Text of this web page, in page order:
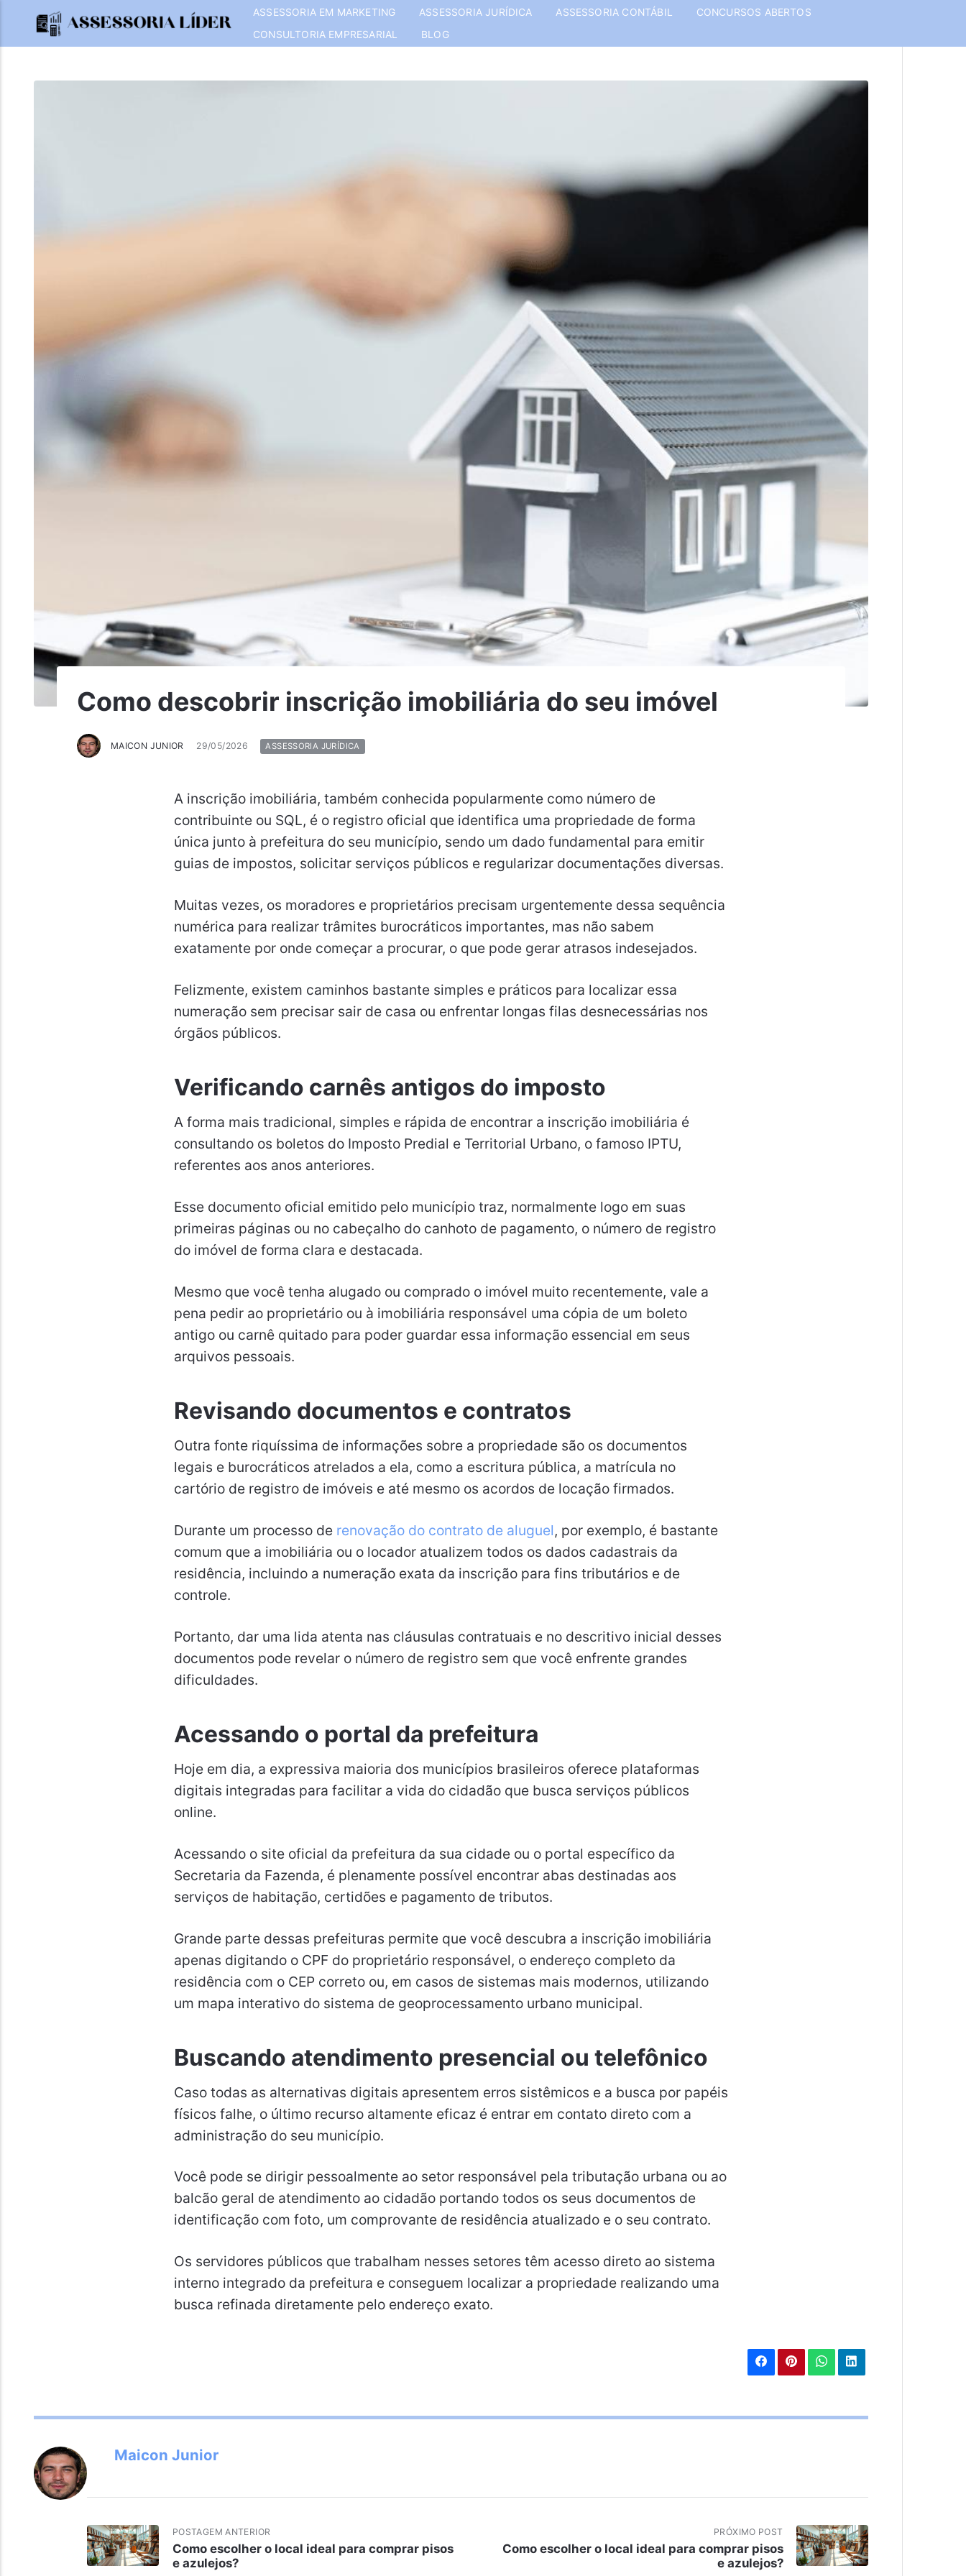
ASSESSORIA EM MARKETING ASSESSORIA JURÍDICA ASSESSORIA CONTÁBIL
CONCURSOS ABERTOS
CONSULTORIA EMPRESARIAL
BLOG
Como descobrir inscrição imobiliária do seu imóvel
MAICON JUNIOR 29/05/2026 ASSESSORIA JURÍDICA
A inscrição imobiliária, também conhecida popularmente como número de
contribuinte ou SQL, é o registro oficial que identifica uma propriedade de forma
única junto à prefeitura do seu município, sendo um dado fundamental para emitir
guias de impostos, solicitar serviços públicos e regularizar documentações diversas.
Muitas vezes, os moradores e proprietários precisam urgentemente dessa sequência
numérica para realizar trâmites burocráticos importantes, mas não sabem
exatamente por onde começar a procurar, o que pode gerar atrasos indesejados.
Felizmente, existem caminhos bastante simples e práticos para localizar essa
numeração sem precisar sair de casa ou enfrentar longas filas desnecessárias nos
órgãos públicos.
Verificando carnês antigos do imposto
A forma mais tradicional, simples e rápida de encontrar a inscrição imobiliária é
consultando os boletos do Imposto Predial e Territorial Urbano, o famoso IPTU,
referentes aos anos anteriores.
Esse documento oficial emitido pelo município traz, normalmente logo em suas
primeiras páginas ou no cabeçalho do canhoto de pagamento, o número de registro
do imóvel de forma clara e destacada.
Mesmo que você tenha alugado ou comprado o imóvel muito recentemente, vale a
pena pedir ao proprietário ou à imobiliária responsável uma cópia de um boleto
antigo ou carnê quitado para poder guardar essa informação essencial em seus
arquivos pessoais.
Revisando documentos e contratos
Outra fonte riquíssima de informações sobre a propriedade são os documentos
legais e burocráticos atrelados a ela, como a escritura pública, a matrícula no
cartório de registro de imóveis e até mesmo os acordos de locação firmados.
Durante um processo de renovação do contrato de aluguel, por exemplo, é bastante
comum que a imobiliária ou o locador atualizem todos os dados cadastrais da
residência, incluindo a numeração exata da inscrição para fins tributários e de
controle.
Portanto, dar uma lida atenta nas cláusulas contratuais e no descritivo inicial desses
documentos pode revelar o número de registro sem que você enfrente grandes
dificuldades.
Acessando o portal da prefeitura
Hoje em dia, a expressiva maioria dos municípios brasileiros oferece plataformas
digitais integradas para facilitar a vida do cidadão que busca serviços públicos
online.
Acessando o site oficial da prefeitura da sua cidade ou o portal específico da
Secretaria da Fazenda, é plenamente possível encontrar abas destinadas aos
serviços de habitação, certidões e pagamento de tributos.
Grande parte dessas prefeituras permite que você descubra a inscrição imobiliária
apenas digitando o CPF do proprietário responsável, o endereço completo da
residência com o CEP correto ou, em casos de sistemas mais modernos, utilizando
um mapa interativo do sistema de geoprocessamento urbano municipal.
Buscando atendimento presencial ou telefônico
Caso todas as alternativas digitais apresentem erros sistêmicos e a busca por papéis
físicos falhe, o último recurso altamente eficaz é entrar em contato direto com a
administração do seu município.
Você pode se dirigir pessoalmente ao setor responsável pela tributação urbana ou ao
balcão geral de atendimento ao cidadão portando todos os seus documentos de
identificação com foto, um comprovante de residência atualizado e o seu contrato.
Os servidores públicos que trabalham nesses setores têm acesso direto ao sistema
interno integrado da prefeitura e conseguem localizar a propriedade realizando uma
busca refinada diretamente pelo endereço exato.
Maicon Junior
POSTAGEM ANTERIOR
Como escolher o local ideal para comprar pisos
e azulejos?
PRÓXIMO POST
Como escolher o local ideal para comprar pisos
e azulejos?